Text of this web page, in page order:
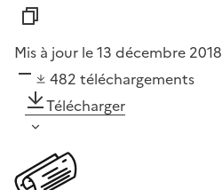
Mis à jour le 13 décembre 2018
482 téléchargements
Télécharger